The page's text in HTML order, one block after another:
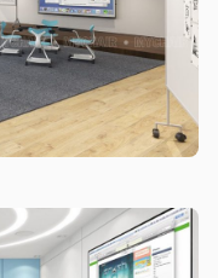
được tính trên từng đơn
báo và xác nhận với
toán đơn hàng và
có bất kỳ thắc mắc,
Hoàn tiền